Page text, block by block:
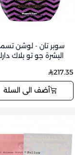
سوبر تان - لوشن
البشرة جو تو بلاك
217.35
أضف الى السلة